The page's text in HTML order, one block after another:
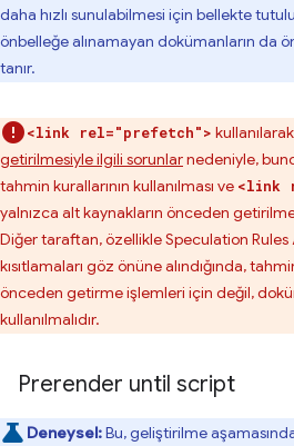
daha hızlı sunulabilmesi için bellekte
önbelleğe alınamayan dokümanların da
tanır.
<link rel="prefetch"> kullanılarak
getirilmesiyle ilgili sorunlarnedeniyle,
tahmin kurallarının kullanılması ve <link
yalnızca alt kaynakların önceden
Diğer taraftan, özellikle Speculation Rules
kısıtlamaları göz önüne alındığında,
önceden getirme işlemleri için değil,
kullanılmalıdır.
Prerender until script
Deneysel:Bu, geliştirilme